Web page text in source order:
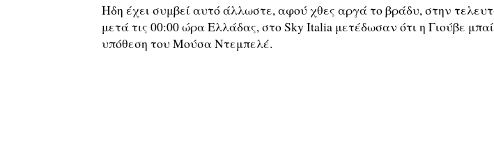
Ηδη έχει συμβεί αυτό άλλωστε, αφού χθες αργά το βράδυ, στην
μετά τις 00:00 ώρα Ελλάδας, στο Sky Italia μετέδωσαν ότι η Γιούβε
υπόθεση του Μούσα Ντεμπελέ.